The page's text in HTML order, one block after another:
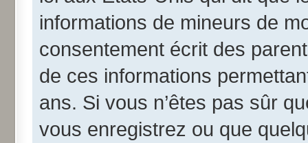
informations de mineurs de
consentement écrit des
de ces informations
ans. Si vous n’êtes pas sûr
vous enregistrez ou que